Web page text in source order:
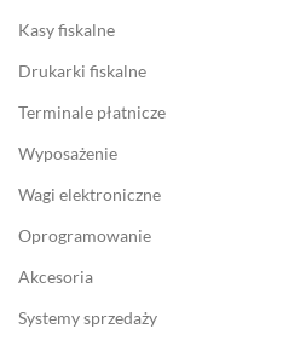
Kasy fiskalne
Drukarki fiskalne
Terminale płatnicze
Wyposażenie
Wagi elektroniczne
Oprogramowanie
Akcesoria
Systemy sprzedaży